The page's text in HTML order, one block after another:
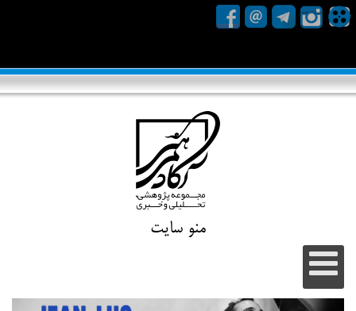
منو سایت